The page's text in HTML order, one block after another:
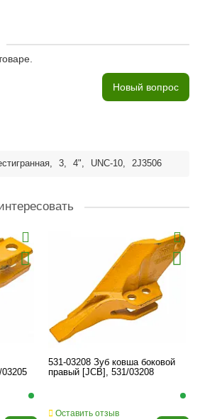
Новый вопрос
, 3, 4", UNC-10, 2J3506
531-03208 Зуб ковша боковой
правый [JCB], 531/03208
Оставить отзыв